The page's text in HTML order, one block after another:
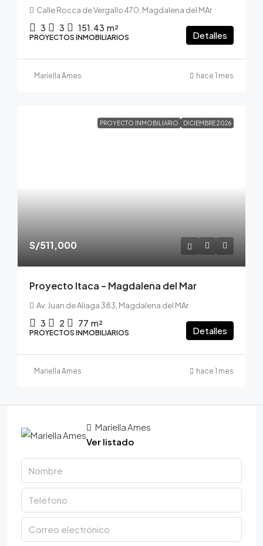
Calle Rocca de Vergallo 470, Magdalena del MAr
3 3 151.43 m²
PROYECTOS INMOBILIARIOS Detalles
Mariella Ames hace 1 mes
PROYECTO INMOBILIARIO DICIEMBRE 2026
S/511,000
Proyecto Itaca – Magdalena del Mar
Av. Juan de Aliaga 383, Magdalena del MAr
3 2 77 m²
PROYECTOS INMOBILIARIOS Detalles
Mariella Ames hace 1 mes
Mariella Ames
Ver listado